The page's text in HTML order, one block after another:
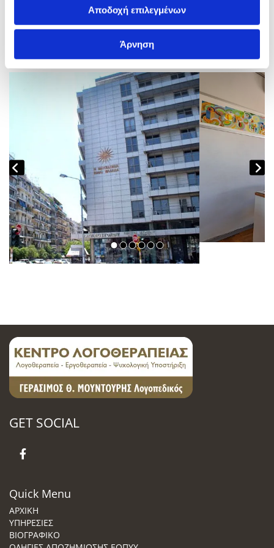
Αποδοχή επιλεγμένων
Άρνηση
GET SOCIAL
Quick Menu
ΑΡΧΙΚΗ
ΥΠΗΡΕΣΙΕΣ
ΒΙΟΓΡΑΦΙΚΟ